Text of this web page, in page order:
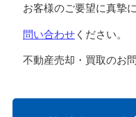
お客様のご要望に真摯
問い合わせください。
不動産売却・買取のお